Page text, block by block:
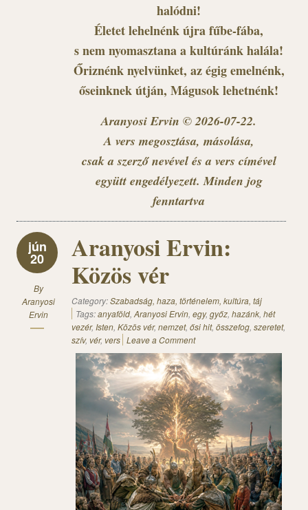
halódni!
Életet lehelnénk újra fűbe-fába,
s nem nyomasztana a kultúránk halála!
Őriznénk nyelvünket, az égig emelnénk,
őseinknek útján, Mágusok lehetnénk!
Aranyosi Ervin © 2026-07-22.
A vers megosztása, másolása,
csak a szerző nevével és a vers címével
együtt engedélyezett. Minden jog
fenntartva
jún
20
By
Aranyosi
Ervin
Aranyosi Ervin:
Közös vér
Category:Szabadság, haza, történelem, kultúra, táj
Tags:anyaföld, Aranyosi Ervin, egy, győz, hazánk, hét
vezér, Isten, Közös vér, nemzet, ősi hit, összefog, szeretet,
szív, vér, vers Leave a Comment